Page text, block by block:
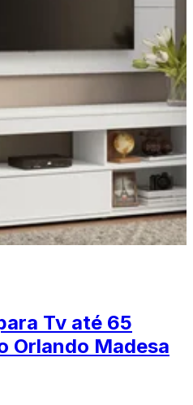
Tv até 65
Orlando Madesa